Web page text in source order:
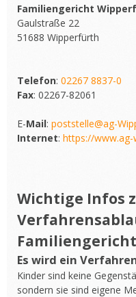
Familiengericht
Gaulstraße 22
51688 Wipperfürth
Telefon: 02267 8837-0
Fax: 02267-82061
E-Mail: poststelle@ag-
Internet: https://
Wichtige Infos
Familiengericht
Es wird ein
Kinder sind keine
sondern sie sind eigene